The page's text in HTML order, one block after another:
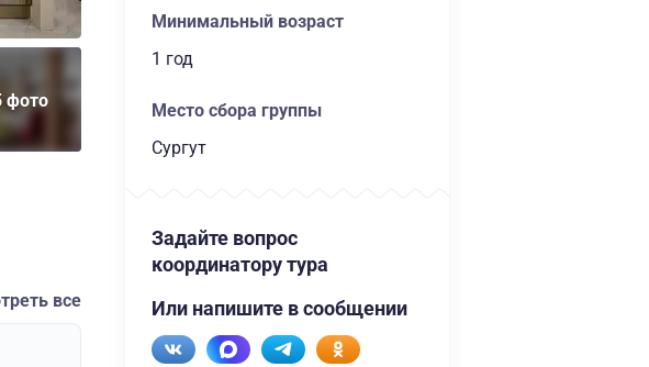
фото
все
Минимальный возраст
1 год
Место сбора группы
Сургут
Задайте вопрос
координатору тура
Или напишите в сообщении